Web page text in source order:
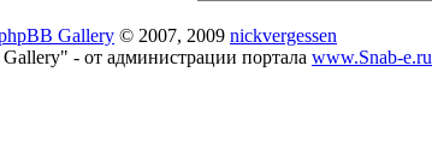
Gallery © 2007, 2009 nickvergessen
- от администрации портала www.Snab-e.ru